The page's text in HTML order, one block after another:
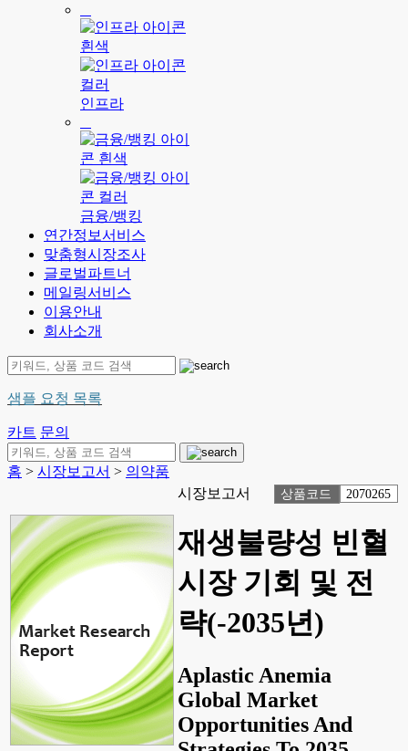
인프라
금융/뱅킹
연간정보서비스
맞춤형시장조사
글로벌파트너
메일링서비스
이용안내
회사소개
샘플 요청 목록
카트 문의
홈 > 시장보고서 > 의약품
시장보고서
상품코드 2070265
재생불량성 빈혈
시장 기회 및 전
략(-2035년)
Aplastic Anemia
Global Market
Opportunities And